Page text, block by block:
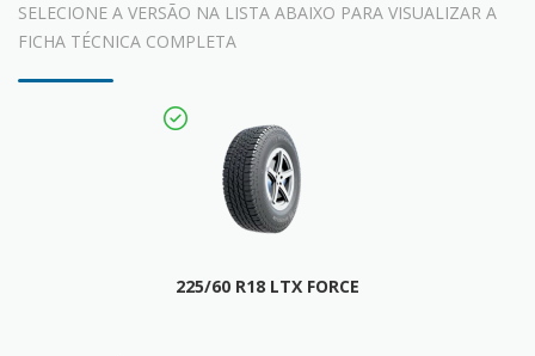
SELECIONE A VERSÃO NA LISTA ABAIXO PARA VISUALIZAR A
FICHA TÉCNICA COMPLETA
225/60 R18 LTX FORCE